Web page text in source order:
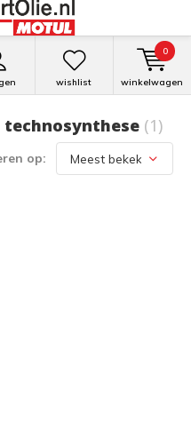
wishlist winkelwagen
0
(1)
op: